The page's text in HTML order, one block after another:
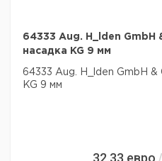
64333 Aug. H_lden GmbH
насадка KG 9 мм
64333 Aug. H_lden GmbH &
KG 9 мм
32,33 евро /